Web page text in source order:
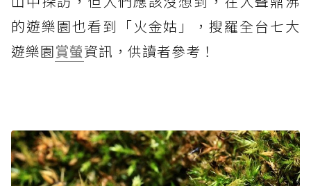
的遊樂園也看到「火金姑」，搜羅全台七大
遊樂園賞螢資訊，供讀者參考！